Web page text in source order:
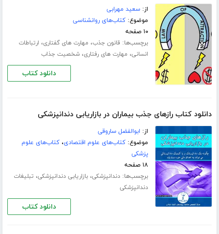
از:سعید مهرابی
موضوع:کتاب‌های روانشناسی
۱۰ صفحه
برچسب‌ها: قانون جذب، مهارت های گفتاری، ارتباطات
انسانی، مهارت های رفتاری،شخصیت جذاب
دانلود کتاب
دانلود کتاب رازهای جذب بیماران در بازاریابی دندانپزشکی
از: ابوالفضل ساروقی
موضوع:کتاب‌های علوم اقتصادی،کتاب‌های علوم
پزشکی
۱۸ صفحه
برچسب‌ها:دندانپزشکی،بازاریابی دندانپزشکی، تبلیغات
دندانپزشکی
دانلود کتاب